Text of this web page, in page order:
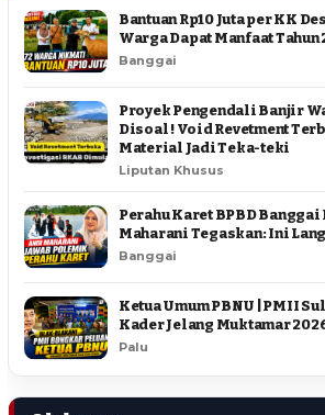
Bantuan Rp10 Juta per KK
Warga Dapat Manfaat Tahun
Banggai
Proyek Pengendali Banjir
Disoal ! Void Revetment
Material Jadi Teka-teki
Liputan Khusus
Perahu Karet BPBD
Maharani Tegaskan: Ini
Banggai
Ketua Umum PBNU | PMII
Kader Jelang Muktamar
Palu